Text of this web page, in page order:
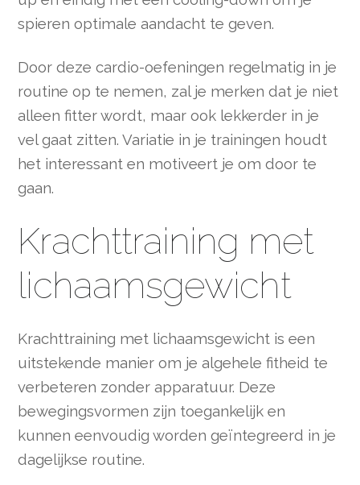
spieren optimale aandacht te geven.
Door deze cardio-oefeningen regelmatig in je
routine op te nemen, zal je merken dat je niet
alleen fitter wordt, maar ook lekkerder in je
vel gaat zitten. Variatie in je trainingen houdt
het interessant en motiveert je om door te
gaan.
Krachttraining met
lichaamsgewicht
Krachttraining met lichaamsgewicht is een
uitstekende manier om je algehele fitheid te
verbeteren zonder apparatuur. Deze
bewegingsvormen zijn toegankelijk en
kunnen eenvoudig worden geïntegreerd in je
dagelijkse routine.